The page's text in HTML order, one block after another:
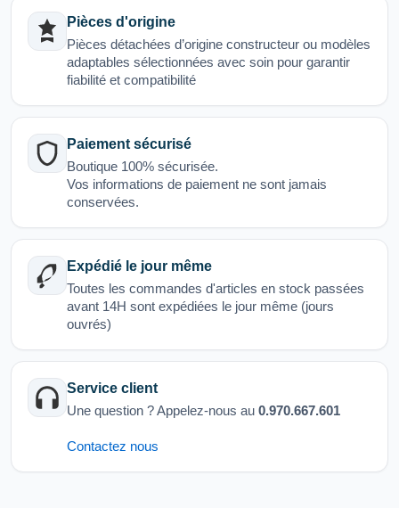
Pièces d'origine
Pièces détachées d’origine constructeur ou modèles
adaptables sélectionnées avec soin pour garantir
fiabilité et compatibilité
Paiement sécurisé
Boutique 100% sécurisée.
Vos informations de paiement ne sont jamais
conservées.
Expédié le jour même
Toutes les commandes d'articles en stock passées
avant 14H sont expédiées le jour même (jours
ouvrés)
Service client
Une question ? Appelez-nous au 0.970.667.601
Contactez nous